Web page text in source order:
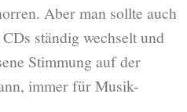
Aber man sollte auch
ständig wechselt und
Stimmung auf der
immer für Musik-